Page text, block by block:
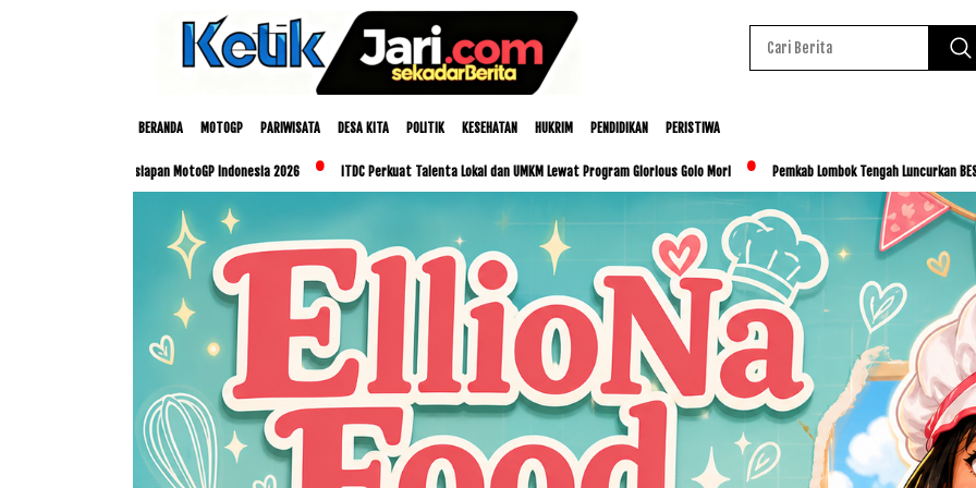
BERANDA MOTOGP PARIWISATA DESA KITA POLITIK KESEHATAN HUKRIM PENDIDIKAN PERISTIWA
Persiapan MotoGP Indonesia 2026 ITDC Perkuat Talenta Lokal dan UMKM Lewat Program Glorious Golo Mori Pemkab Lombok Tengah Luncurkan BESTI,